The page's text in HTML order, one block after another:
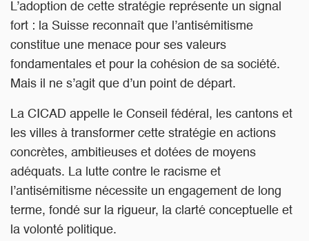
L’adoption de cette stratégie représente un signal
fort : la Suisse reconnaît que l’antisémitisme
constitue une menace pour ses valeurs
fondamentales et pour la cohésion de sa société.
Mais il ne s’agit que d’un point de départ.
La CICAD appelle le Conseil fédéral, les cantons et
les villes à transformer cette stratégie en actions
concrètes, ambitieuses et dotées de moyens
adéquats. La lutte contre le racisme et
l’antisémitisme nécessite un engagement de long
terme, fondé sur la rigueur, la clarté conceptuelle et
la volonté politique.